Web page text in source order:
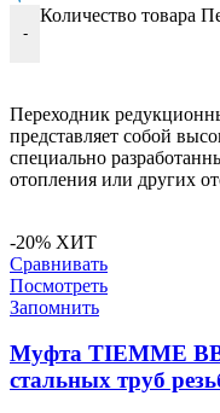
-
Количество товара
Переходник
представляет собой
специально
отопления или других
-20% ХИТ
Сравнивать
Посмотреть
Запомнить
Муфта TIEMME ВВ
стальных труб